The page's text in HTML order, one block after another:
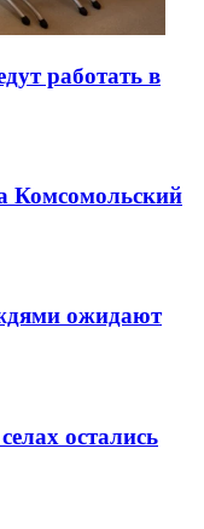
работать в
Комсомольский
ожидают
остались